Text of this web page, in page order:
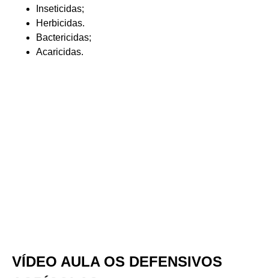
Inseticidas;
Herbicidas.
Bactericidas;
Acaricidas.
VÍDEO AULA OS DEFENSIVOS